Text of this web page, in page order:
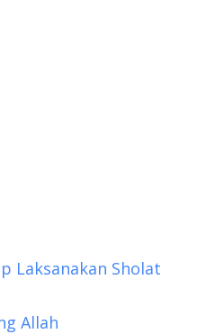
Laksanakan Sholat
Allah